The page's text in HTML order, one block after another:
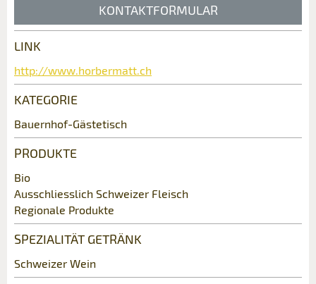
Nachricht
* Eingabe erforderlich
an guidle übermittelt.
NACHRICHT SENDEN
Schliessen
* Eingabe erforderlich
Schliessen
KONTAKTFORMULAR
Kontakt
Verfassen Sie eine Nachricht für die
Kontaktpersonen dieser Anzeige.
Adresse
LINK
http://www.horbermatt.ch
KATEGORIE
Bauernhof-Gästetisch
PRODUKTE
Bio
Ausschliesslich Schweizer Fleisch
Regionale Produkte
SPEZIALITÄT GETRÄNK
Schweizer Wein